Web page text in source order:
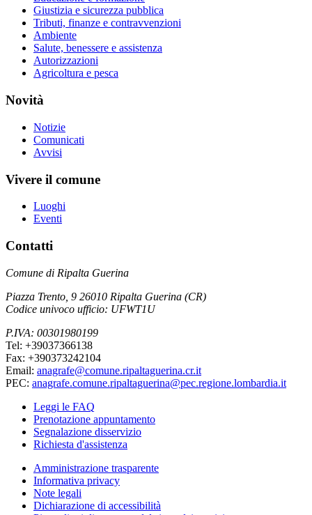
Giustizia e sicurezza pubblica
Tributi, finanze e contravvenzioni
Ambiente
Salute, benessere e assistenza
Autorizzazioni
Agricoltura e pesca
Novità
Notizie
Comunicati
Avvisi
Vivere il comune
Luoghi
Eventi
Contatti
Comune di Ripalta Guerina
Piazza Trento, 9 26010 Ripalta Guerina (CR)
Codice univoco ufficio: UFWT1U
P.IVA: 00301980199
Tel: +39037366138
Fax: +390373242104
Email: anagrafe@comune.ripaltaguerina.cr.it
PEC: anagrafe.comune.ripaltaguerina@pec.regione.lombardia.it
Leggi le FAQ
Prenotazione appuntamento
Segnalazione disservizio
Richiesta d'assistenza
Amministrazione trasparente
Informativa privacy
Note legali
Dichiarazione di accessibilità